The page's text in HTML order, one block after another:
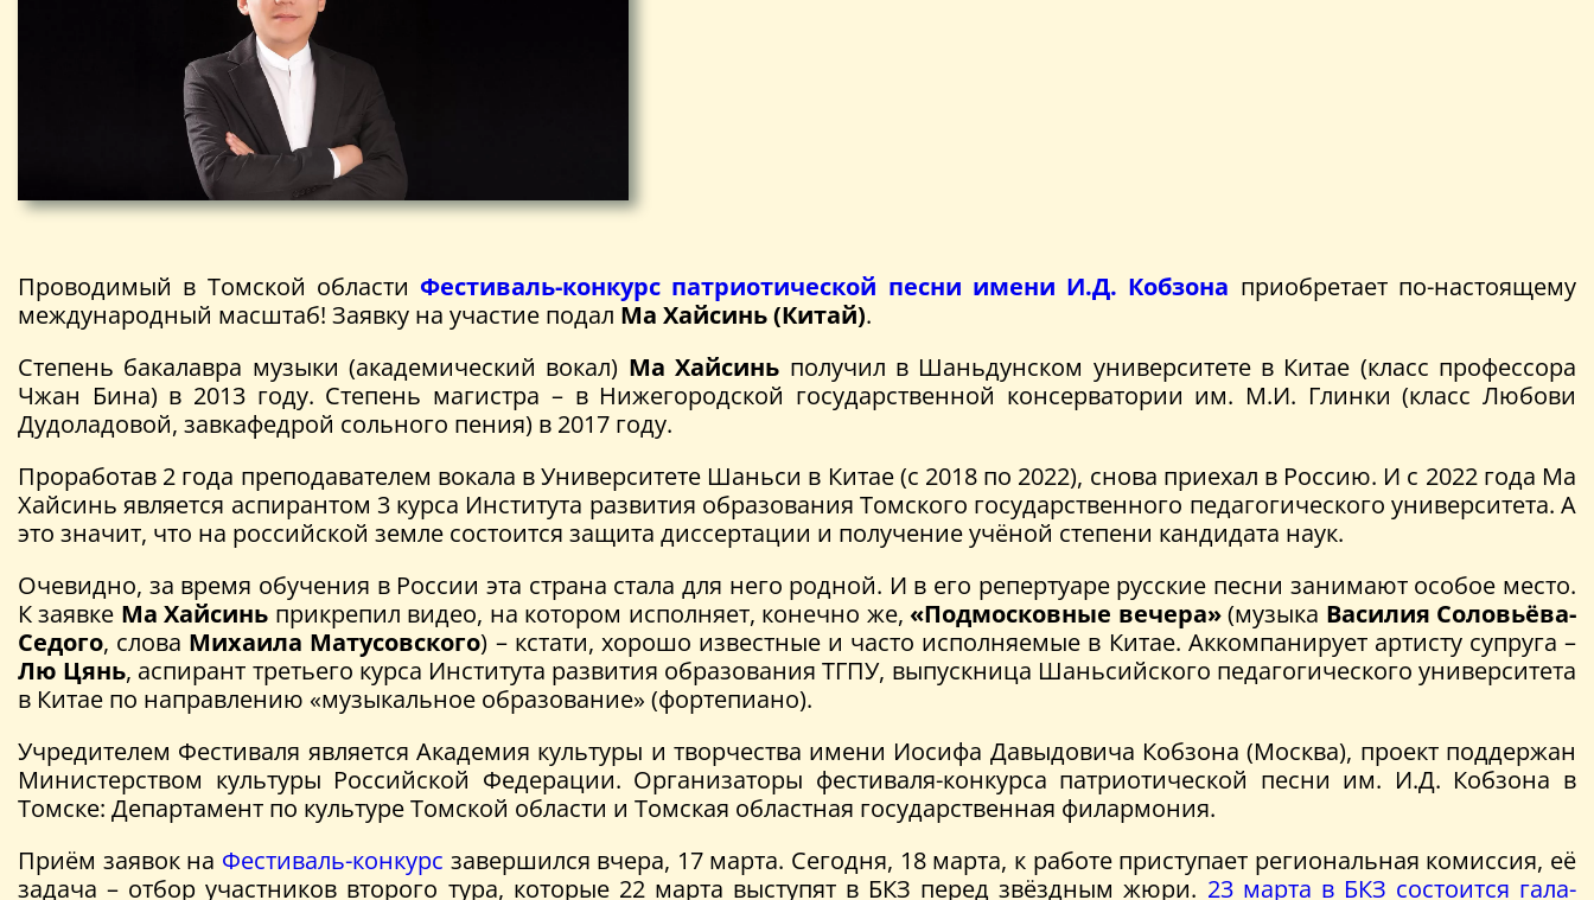
Проводимый в Томской области Фестиваль-конкурс патриотической песни имени И.Д. Кобзона приобретает по-настоящему
международный масштаб! Заявку на участие подал Ма Хайсинь (Китай).
Степень бакалавра музыки (академический вокал) Ма Хайсинь получил в Шаньдунском университете в Китае (класс профессора
Чжан Бина) в 2013 году. Степень магистра – в Нижегородской государственной консерватории им. М.И. Глинки (класс Любови
Дудоладовой, завкафедрой сольного пения) в 2017 году.
Проработав 2 года преподавателем вокала в Университете Шаньси в Китае (с 2018 по 2022), снова приехал в Россию. И с 2022 года Ма
Хайсинь является аспирантом 3 курса Института развития образования Томского государственного педагогического университета. А
это значит, что на российской земле состоится защита диссертации и получение учёной степени кандидата наук.
Очевидно, за время обучения в России эта страна стала для него родной. И в его репертуаре русские песни занимают особое место.
К заявке Ма Хайсинь прикрепил видео, на котором исполняет, конечно же,«Подмосковные вечера»(музыка Василия Соловьёва-
Седого, слова Михаила Матусовского) – кстати, хорошо известные и часто исполняемые в Китае. Аккомпанирует артисту супруга –
Лю Цянь, аспирант третьего курса Института развития образования ТГПУ, выпускница Шаньсийского педагогического университета
в Китае по направлению «музыкальное образование» (фортепиано).
Учредителем Фестиваля является Академия культуры и творчества имени Иосифа Давыдовича Кобзона (Москва), проект поддержан
Министерством культуры Российской Федерации. Организаторы фестиваля-конкурса патриотической песни им. И.Д. Кобзона в
Томске: Департамент по культуре Томской области и Томская областная государственная филармония.
Приём заявок на Фестиваль-конкурс завершился вчера, 17 марта. Сегодня, 18 марта, к работе приступает региональная комиссия, её
задача – отбор участников второго тура, которые 22 марта выступят в БКЗ перед звёздным жюри. 23 марта в БКЗ состоится гала-